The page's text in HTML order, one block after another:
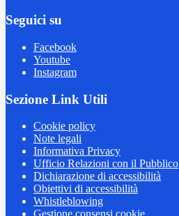
Seguici su
Facebook
Youtube
Instagram
Sezione Link Utili
Cookie policy
Note legali
Informativa Privacy
Ufficio Relazioni con il Pubblico
Dichiarazione di accessibilità
Obiettivi di accessibilità
Whistleblowing